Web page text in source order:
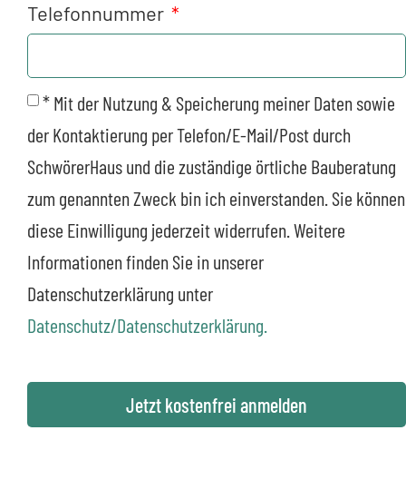
Telefonnummer
* Mit der Nutzung & Speicherung meiner Daten sowie
der Kontaktierung per Telefon/E-Mail/Post durch
SchwörerHaus und die zuständige örtliche Bauberatung
zum genannten Zweck bin ich einverstanden. Sie können
diese Einwilligung jederzeit widerrufen. Weitere
Informationen finden Sie in unserer
Datenschutzerklärung unter
Datenschutz/Datenschutzerklärung.
Jetzt kostenfrei anmelden